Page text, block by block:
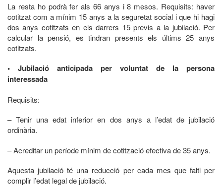
La resta ho podrà fer als 66 anys i 8 mesos. Requisits: haver
cotitzat com a mínim 15 anys a la seguretat social i que hi hagi
dos anys cotitzats en els darrers 15 previs a la jubilació. Per
calcular la pensió, es tindran presents els últims 25 anys
cotitzats.
• Jubilació anticipada per voluntat de la persona
interessada
Requisits:
– Tenir una edat inferior en dos anys a l’edat de jubilació
ordinària.
– Acreditar un període mínim de cotització efectiva de 35 anys.
Aquesta jubilació té una reducció per cada mes que falti per
complir l’edat legal de jubilació.